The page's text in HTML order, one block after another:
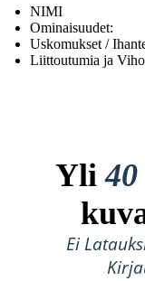
NIMI
Ominaisuudet:
Uskomukset /
Liittoutumia ja
Yli
Ei